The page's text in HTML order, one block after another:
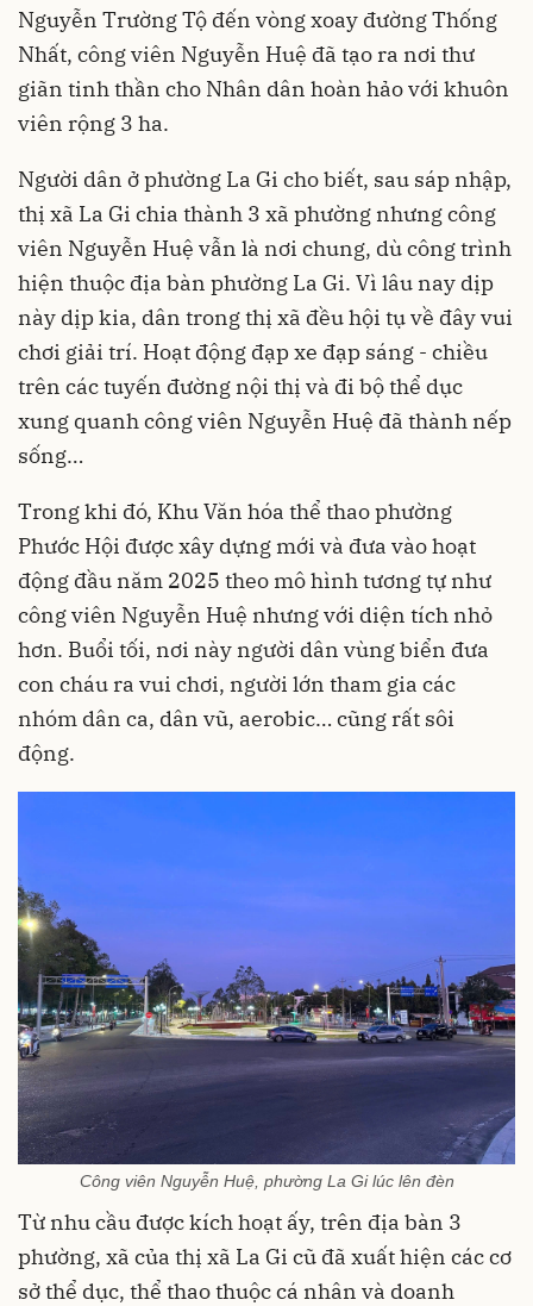
Nguyễn Trường Tộ đến vòng xoay đường Thống
Nhất, công viên Nguyễn Huệ đã tạo ra nơi thư
giãn tinh thần cho Nhân dân hoàn hảo với khuôn
viên rộng 3 ha.
Người dân ở phường La Gi cho biết, sau sáp nhập,
thị xã La Gi chia thành 3 xã phường nhưng công
viên Nguyễn Huệ vẫn là nơi chung, dù công trình
hiện thuộc địa bàn phường La Gi. Vì lâu nay dịp
này dịp kia, dân trong thị xã đều hội tụ về đây vui
chơi giải trí. Hoạt động đạp xe đạp sáng - chiều
trên các tuyến đường nội thị và đi bộ thể dục
xung quanh công viên Nguyễn Huệ đã thành nếp
sống…
Trong khi đó, Khu Văn hóa thể thao phường
Phước Hội được xây dựng mới và đưa vào hoạt
động đầu năm 2025 theo mô hình tương tự như
công viên Nguyễn Huệ nhưng với diện tích nhỏ
hơn. Buổi tối, nơi này người dân vùng biển đưa
con cháu ra vui chơi, người lớn tham gia các
nhóm dân ca, dân vũ, aerobic… cũng rất sôi
động.
Công viên Nguyễn Huệ, phường La Gi lúc lên đèn
Từ nhu cầu được kích hoạt ấy, trên địa bàn 3
phường, xã của thị xã La Gi cũ đã xuất hiện các cơ
sở thể dục, thể thao thuộc cá nhân và doanh